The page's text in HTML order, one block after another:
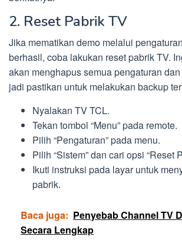
2. Reset Pabrik TV
Jika mematikan demo melalui
berhasil, coba lakukan reset pabrik TV.
akan menghapus semua pengaturan
jadi pastikan untuk melakukan backup
Nyalakan TV TCL.
Tekan tombol “Menu” pada remote.
Pilih “Pengaturan” pada menu.
Pilih “Sistem” dan cari opsi “Reset
Ikuti instruksi pada layar untuk
pabrik.
Baca juga: Penyebab Channel TV
Secara Lengkap